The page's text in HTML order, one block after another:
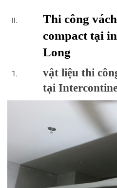
Thi công
compact tại
Long
vật liệu thi
tại